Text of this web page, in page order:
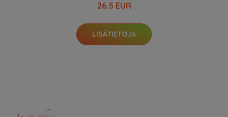
26.5 EUR
LISÄTIETOJA